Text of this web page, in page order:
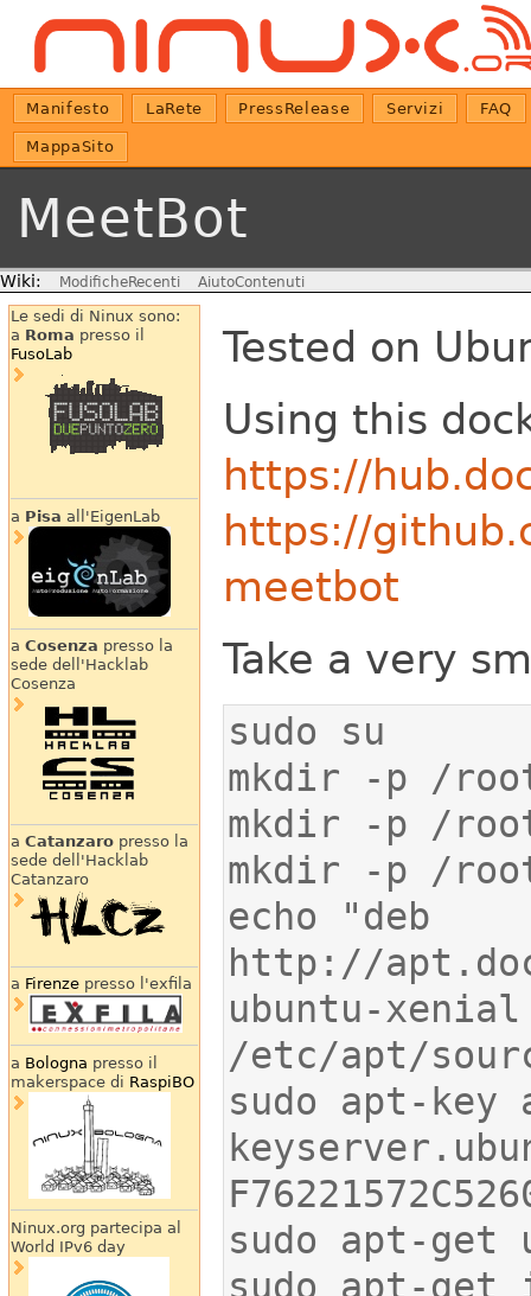
Manifesto LaRete PressRelease Servizi FAQ
MappaSito
MeetBot
Wiki: ModificheRecenti AiutoContenuti
Le sedi di Ninux sono:
a Roma presso il
FusoLab
a Pisa all'EigenLab
a Cosenza presso la
sede dell'Hacklab
Cosenza
a Catanzaropresso la
sede dell'Hacklab
Catanzaro
a Firenzepresso l'exfila
a Bologna presso il
makerspace di RaspiBO
Ninux.org partecipa al
World IPv6 day
Tested on
Using this
https://
https://
meetbot
Take a very
echo "deb
http://
ubuntu-
sudo apt-key